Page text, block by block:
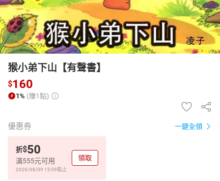
猴小弟下山【有聲書】
$160
1% (賺1點)
優惠券 一鍵全領
折$50
滿555元可用
2026/08/09 15:59截止
領取